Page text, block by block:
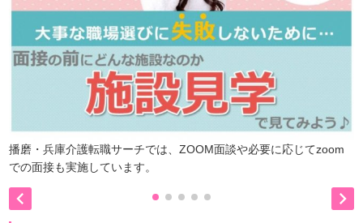
播磨・兵庫介護転職サーチでは、ZOOM面談や必要に応じてzoom
での面接も実施しています。
 